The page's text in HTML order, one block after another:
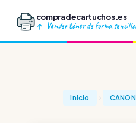
compradecartuchos.es
Vender tóner de forma sencilla
Inicio CANON